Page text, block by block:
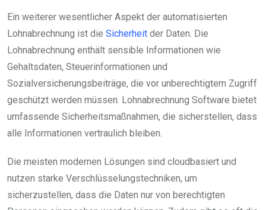
Ein weiterer wesentlicher Aspekt der automatisierten
Lohnabrechnung ist die Sicherheit der Daten. Die
Lohnabrechnung enthält sensible Informationen wie
Gehaltsdaten, Steuerinformationen und
Sozialversicherungsbeiträge, die vor unberechtigtem Zugriff
geschützt werden müssen. Lohnabrechnung Software bietet
umfassende Sicherheitsmaßnahmen, die sicherstellen, dass
alle Informationen vertraulich bleiben.
Die meisten modernen Lösungen sind cloudbasiert und
nutzen starke Verschlüsselungstechniken, um
sicherzustellen, dass die Daten nur von berechtigten